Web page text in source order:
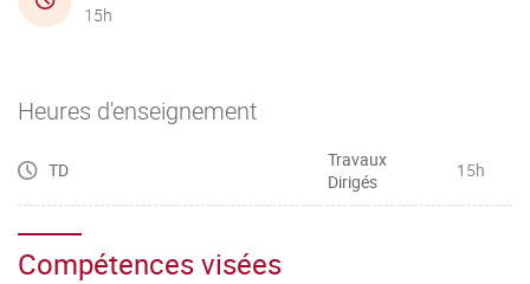
15h
Heures d'enseignement
TD
Travaux
Dirigés
15h
Compétences visées